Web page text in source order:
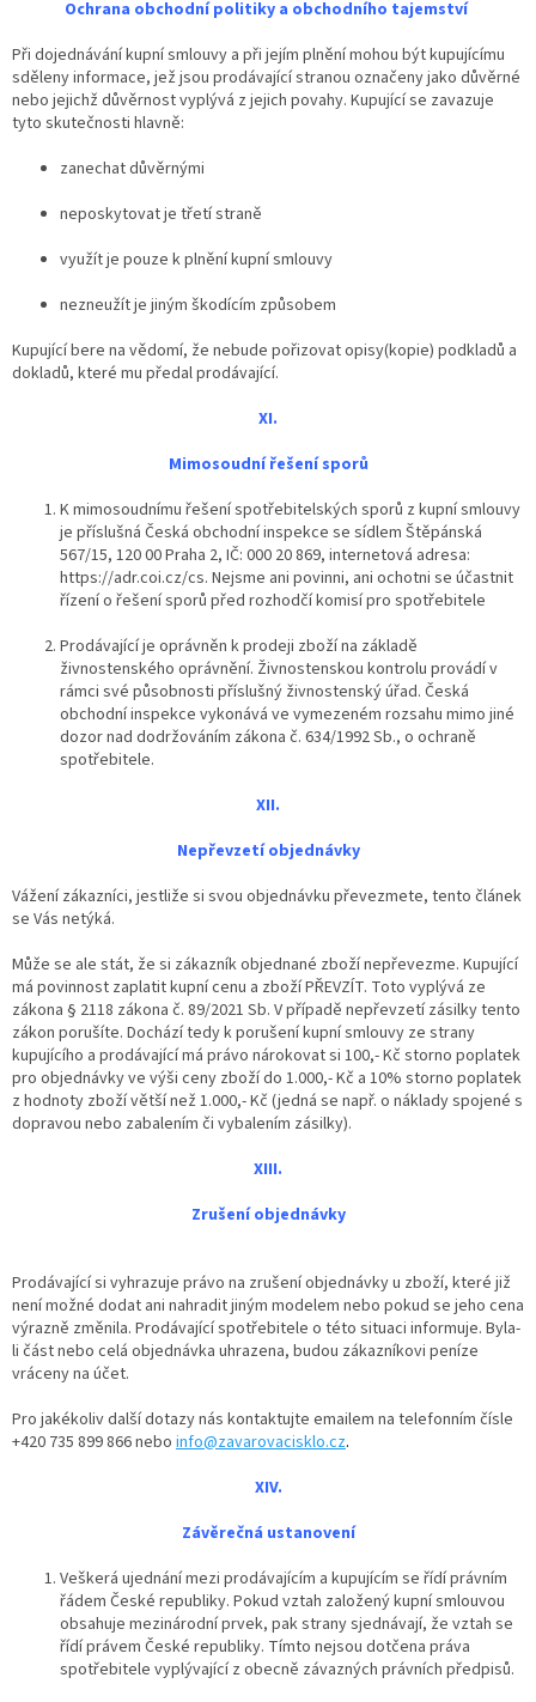
Ochrana obchodní politiky a obchodního tajemství
Při dojednávání kupní smlouvy a při jejím plnění mohou být kupujícímu
sděleny informace, jež jsou prodávající stranou označeny jako důvěrné
nebo jejichž důvěrnost vyplývá z jejich povahy. Kupující se zavazuje
tyto skutečnosti hlavně:
zanechat důvěrnými
neposkytovat je třetí straně
využít je pouze k plnění kupní smlouvy
nezneužít je jiným škodícím způsobem
Kupující bere na vědomí, že nebude pořizovat opisy(kopie) podkladů a
dokladů, které mu předal prodávající.
XI.
Mimosoudní řešení sporů
K mimosoudnímu řešení spotřebitelských sporů z kupní smlouvy
je příslušná Česká obchodní inspekce se sídlem Štěpánská
567/15, 120 00 Praha 2, IČ: 000 20 869, internetová adresa:
https://adr.coi.cz/cs. Nejsme ani povinni, ani ochotni se účastnit
řízení o řešení sporů před rozhodčí komisí pro spotřebitele
Prodávající je oprávněn k prodeji zboží na základě
živnostenského oprávnění. Živnostenskou kontrolu provádí v
rámci své působnosti příslušný živnostenský úřad. Česká
obchodní inspekce vykonává ve vymezeném rozsahu mimo jiné
dozor nad dodržováním zákona č. 634/1992 Sb., o ochraně
spotřebitele.
XII.
Nepřevzetí objednávky
Vážení zákazníci, jestliže si svou objednávku převezmete, tento článek
se Vás netýká.
Může se ale stát, že si zákazník objednané zboží nepřevezme. Kupující
má povinnost zaplatit kupnícenu a zboží PŘEVZÍT. Toto vyplývá ze
zákona § 2118 zákona č. 89/2021 Sb. V případě nepřevzetí zásilky tento
zákon porušíte. Dochází tedy k porušení kupní smlouvy ze strany
kupujícího a prodávající má právo nárokovat si 100,- Kč storno poplatek
pro objednávky ve výši ceny zboží do 1.000,- Kč a 10% storno poplatek
z hodnoty zboží větší než 1.000,- Kč (jedná se např. o náklady spojené s
dopravou nebo zabalením či vybalením zásilky).
XIII.
Zrušení objednávky
Prodávající si vyhrazuje právo na zrušení objednávky u zboží, které již
není možné dodat ani nahradit jiným modelem nebo pokud se jeho cena
výrazně změnila. Prodávající spotřebitele o této situaci informuje. Byla-
li část nebo celá objednávka uhrazena, budou zákazníkovi peníze
vráceny na účet.
Pro jakékoliv další dotazy nás kontaktujte emailem na telefonním čísle
+420 735 899 866 nebo info@zavarovacisklo.cz.
XIV.
Závěrečná ustanovení
Veškerá ujednání mezi prodávajícím a kupujícím se řídí právním
řádem České republiky. Pokud vztah založený kupní smlouvou
obsahuje mezinárodní prvek, pak strany sjednávají, že vztah se
řídí právem České republiky. Tímto nejsou dotčena práva
spotřebitele vyplývající z obecně závazných právních předpisů.